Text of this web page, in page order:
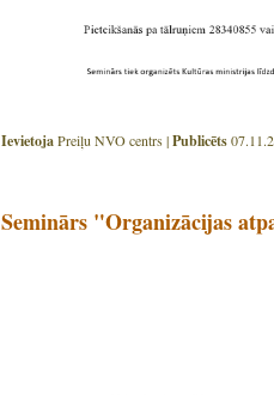
IevietojaPreiļu NVO centrs |Publicēts
Seminārs "Organizācijas